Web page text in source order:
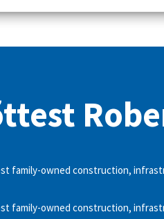
family-owned construction,
family-owned construction,